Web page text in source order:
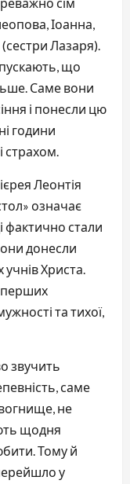
Іоанна,
Лазаря).
що
Саме вони
і понесли цю
години
страхом.
Леонтія
означає
фактично стали
донесли
Христа.
перших
та тихої,
звучить
саме
не
щодня
Тому й
у